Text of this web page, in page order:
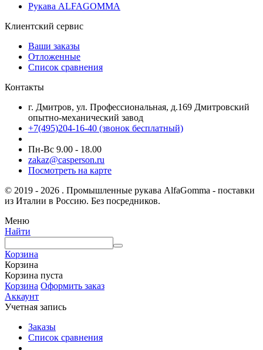
Рукава ALFAGOMMA
Клиентский сервис
Ваши заказы
Отложенные
Список сравнения
Контакты
г. Дмитров, ул. Профессиональная, д.169 Дмитровский
опытно-механический завод
+7(495)204-16-40 (звонок бесплатный)
Пн-Вс 9.00 - 18.00
zakaz@casperson.ru
Посмотреть на карте
© 2019 - 2026 . Промышленные рукава AlfaGomma - поставки
из Италии в Россию. Без посредников.
Меню
Найти
Корзина
Корзина
Корзина пуста
Корзина Оформить заказ
Аккаунт
Учетная запись
Заказы
Список сравнения